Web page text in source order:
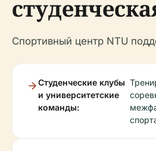
Спортивный центр NTU
Студенческие клубы
и университетские
команды: